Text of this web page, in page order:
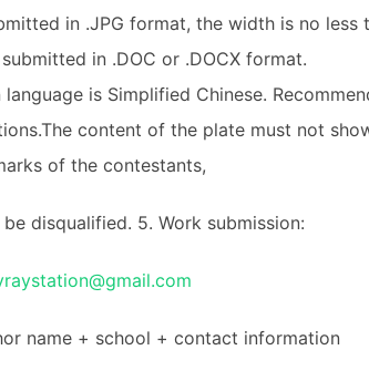
in .JPG format, the width is no
in .DOC or .DOCX format.
is Simplified Chinese.
content of the plate must not
of the contestants,
disqualified. 5. Work submission:
name + school + contact information